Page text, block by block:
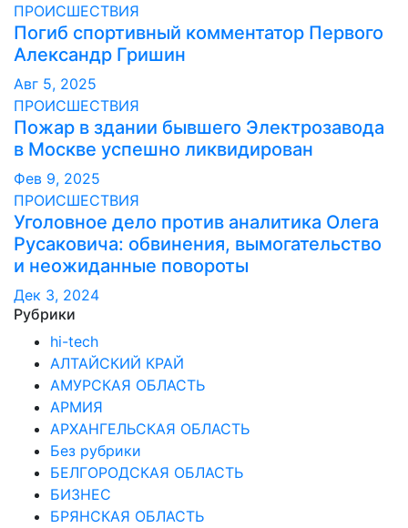
ПРОИСШЕСТВИЯ
Погиб спортивный комментатор Первого
Александр Гришин
Авг 5, 2025
ПРОИСШЕСТВИЯ
Пожар в здании бывшего Электрозавода
в Москве успешно ликвидирован
Фев 9, 2025
ПРОИСШЕСТВИЯ
Уголовное дело против аналитика Олега
Русаковича: обвинения, вымогательство
и неожиданные повороты
Дек 3, 2024
Рубрики
hi-tech
АЛТАЙСКИЙ КРАЙ
АМУРСКАЯ ОБЛАСТЬ
АРМИЯ
АРХАНГЕЛЬСКАЯ ОБЛАСТЬ
Без рубрики
БЕЛГОРОДСКАЯ ОБЛАСТЬ
БИЗНЕС
БРЯНСКАЯ ОБЛАСТЬ